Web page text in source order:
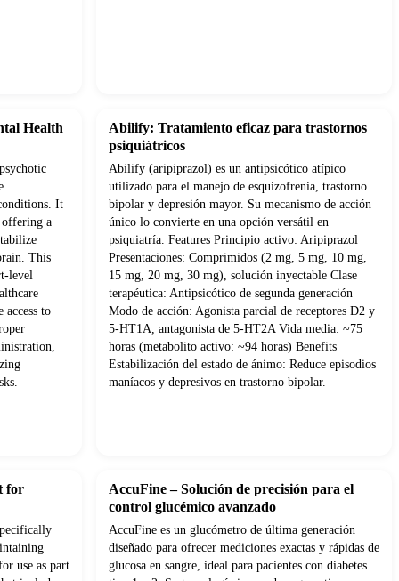
Health
It
offering a
This
level
access to
Abilify: Tratamiento eficaz para trastornos
psiquiátricos
Abilify (aripiprazol) es un antipsicótico atípico
utilizado para el manejo de esquizofrenia, trastorno
bipolar y depresión mayor. Su mecanismo de acción
único lo convierte en una opción versátil en
psiquiatría. Features Principio activo: Aripiprazol
Presentaciones: Comprimidos (2 mg, 5 mg, 10 mg,
15 mg, 20 mg, 30 mg), solución inyectable Clase
terapéutica: Antipsicótico de segunda generación
Modo de acción: Agonista parcial de receptores D2 y
5-HT1A, antagonista de 5-HT2A Vida media: ~75
horas (metabolito activo: ~94 horas) Benefits
Estabilización del estado de ánimo: Reduce episodios
maníacos y depresivos en trastorno bipolar.
for
use as part
AccuFine – Solución de precisión para el
control glucémico avanzado
AccuFine es un glucómetro de última generación
diseñado para ofrecer mediciones exactas y rápidas de
glucosa en sangre, ideal para pacientes con diabetes